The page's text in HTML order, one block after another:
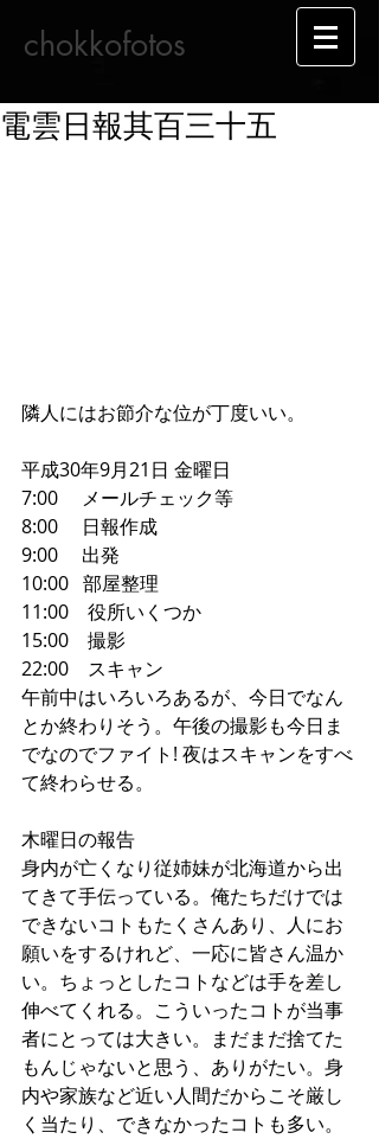
chokkofotos
電雲日報其百三十五
隣人にはお節介な位が丁度いい。
平成30年9月21日 金曜日
7:00     メールチェック等
8:00     日報作成
9:00     出発
10:00   部屋整理
11:00    役所いくつか
15:00    撮影
22:00    スキャン
午前中はいろいろあるが、今日でなん
とか終わりそう。午後の撮影も今日ま
でなのでファイト! 夜はスキャンをすべ
て終わらせる。
木曜日の報告
身内が亡くなり従姉妹が北海道から出
てきて手伝っている。俺たちだけでは
できないコトもたくさんあり、人にお
願いをするけれど、一応に皆さん温か
い。ちょっとしたコトなどは手を差し
伸べてくれる。こういったコトが当事
者にとっては大きい。まだまだ捨てた
もんじゃないと思う、ありがたい。身
内や家族など近い人間だからこそ厳し
く当たり、できなかったコトも多い。